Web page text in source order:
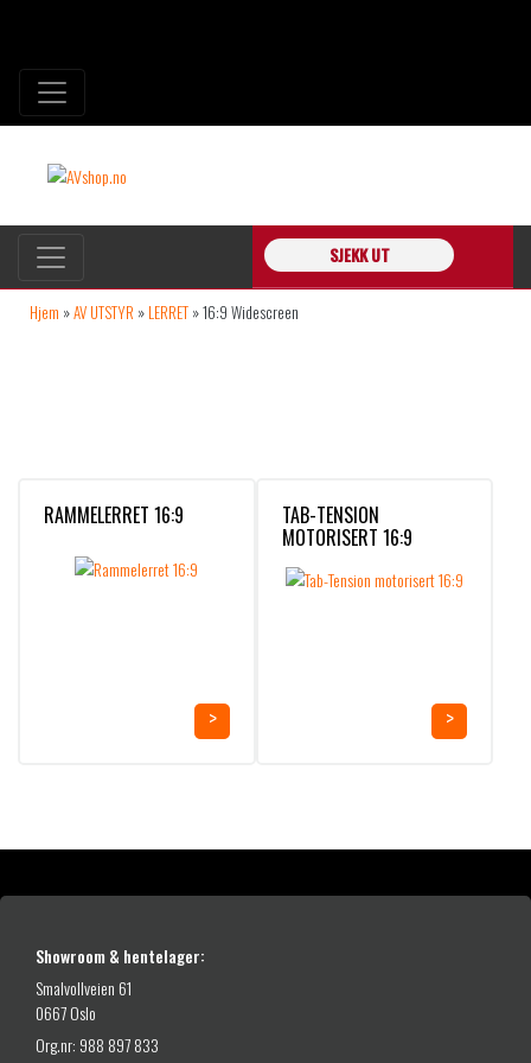
SJEKK UT
Hjem »AV UTSTYR » LERRET »16:9 Widescreen
RAMMELERRET 16:9 TAB-TENSION
MOTORISERT 16:9
Showroom & hentelager:
Smalvollveien 61
0667 Oslo
Org.nr: 988 897 833